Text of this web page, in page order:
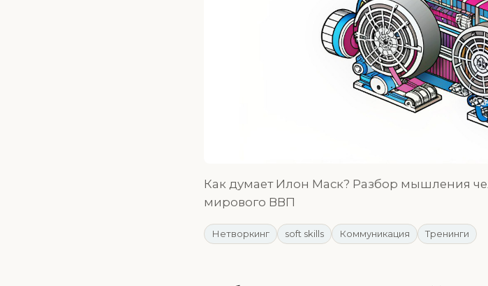
Как думает Илон Маск? Разбор мышления
мирового ВВП
Нетворкинг soft skills Коммуникация Тренинги